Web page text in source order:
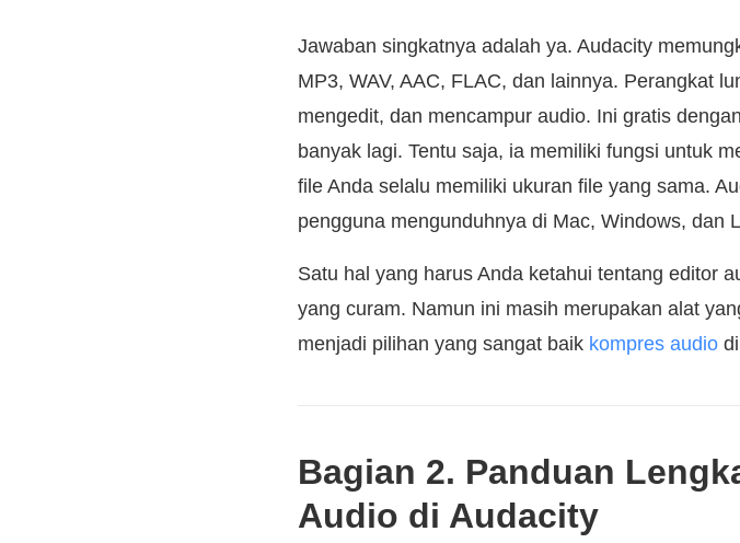
Jawaban singkatnya adalah ya. Audacity
MP3, WAV, AAC, FLAC, dan lainnya. Perangkat
mengedit, dan mencampur audio. Ini gratis
banyak lagi. Tentu saja, ia memiliki fungsi untuk
file Anda selalu memiliki ukuran file yang sama.
pengguna mengunduhnya di Mac, Windows, dan
Satu hal yang harus Anda ketahui tentang editor
yang curam. Namun ini masih merupakan alat
menjadi pilihan yang sangat baik kompres audio
Bagian 2. Panduan
Audio di Audacity